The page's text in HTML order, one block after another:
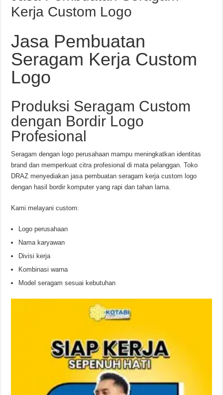
Kerja Custom Logo
Jasa Pembuatan
Seragam Kerja Custom
Logo
Produksi Seragam Custom
dengan Bordir Logo
Profesional
Seragam dengan logo perusahaan mampu meningkatkan identitas
brand dan memperkuat citra profesional di mata pelanggan. Toko
DRAZ menyediakan jasa pembuatan seragam kerja custom logo
dengan hasil bordir komputer yang rapi dan tahan lama.
Kami melayani custom:
Logo perusahaan
Nama karyawan
Divisi kerja
Kombinasi warna
Model seragam sesuai kebutuhan